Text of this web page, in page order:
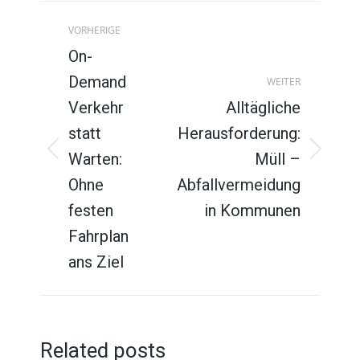
Beitragsnavigation
VORHERIGE
Vorheriger
Beitrag:
On-
Demand
Verkehr
statt
Warten:
Ohne
festen
Fahrplan
ans Ziel
WEITER
Beitrag:
Alltägliche
Herausforderung:
Müll –
Abfallvermeidung
in Kommunen
Related posts